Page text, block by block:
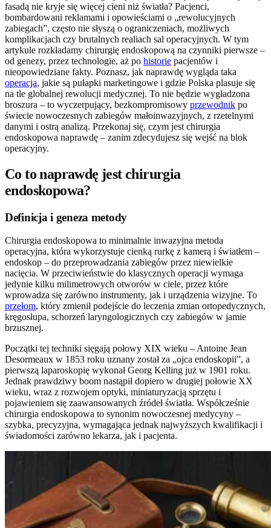
fasadą nie kryje się więcej cieni niż światła? Pacjenci,
bombardowani reklamami i opowieściami o „rewolucyjnych
zabiegach”, często nie słyszą o ograniczeniach, możliwych
komplikacjach czy brutalnych realiach sal operacyjnych. W tym
artykule rozkładamy chirurgię endoskopową na czynniki pierwsze –
od genezy, przez technologie, aż po historie pacjentów i
nieopowiedziane fakty. Poznasz, jak naprawdę wygląda taka
operacja, jakie są pułapki marketingowe i gdzie Polska plasuje się
na tle globalnej rewolucji medycznej. To nie będzie wygładzona
broszura – to wyczerpujący, bezkompromisowy przewodnik po
świecie nowoczesnych zabiegów małoinwazyjnych, z rzetelnymi
danymi i ostrą analizą. Przekonaj się, czym jest chirurgia
endoskopowa naprawdę – zanim zdecydujesz się wejść na blok
operacyjny.
Co to naprawdę jest chirurgia
endoskopowa?
Definicja i geneza metody
Chirurgia endoskopowa to minimalnie inwazyjna metoda
operacyjna, która wykorzystuje cienką rurkę z kamerą i światłem –
endoskop – do przeprowadzania zabiegów przez niewielkie
nacięcia. W przeciwieństwie do klasycznych operacji wymaga
jedynie kilku milimetrowych otworów w ciele, przez które
wprowadza się zarówno instrumenty, jak i urządzenia wizyjne. To
przełom, który zmienił podejście do leczenia zmian ortopedycznych,
kręgosłupa, schorzeń laryngologicznych czy zabiegów w jamie
brzusznej.
Początki tej techniki sięgają połowy XIX wieku – Antoine Jean
Desormeaux w 1853 roku uznany został za „ojca endoskopii”, a
pierwszą laparoskopię wykonał Georg Kelling już w 1901 roku.
Jednak prawdziwy boom nastąpił dopiero w drugiej połowie XX
wieku, wraz z rozwojem optyki, miniaturyzacją sprzętu i
pojawieniem się zaawansowanych źródeł światła. Współcześnie
chirurgia endoskopowa to synonim nowoczesnej medycyny –
szybka, precyzyjna, wymagająca jednak najwyższych kwalifikacji i
świadomości zarówno lekarza, jak i pacjenta.